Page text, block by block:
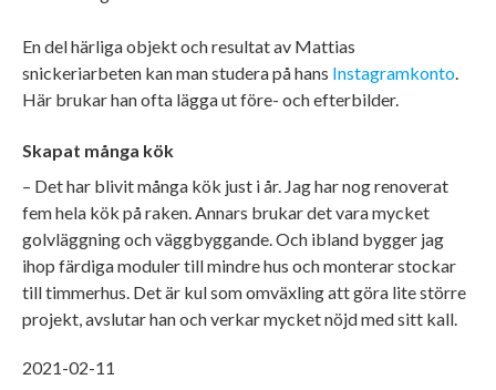
En del härliga objekt och resultat av Mattias
snickeriarbeten kan man studera på hans Instagramkonto
Här brukar han ofta lägga ut före- och efterbilder.
Skapat många kök
– Det har blivit många kök just i år. Jag har nog renoverat
fem hela kök på raken. Annars brukar det vara mycket
golvläggning och väggbyggande. Och ibland bygger jag
ihop färdiga moduler till mindre hus och monterar stockar
till timmerhus. Det är kul som omväxling att göra lite större
projekt, avslutar han och verkar mycket nöjd med sitt kall.
2021-02-11